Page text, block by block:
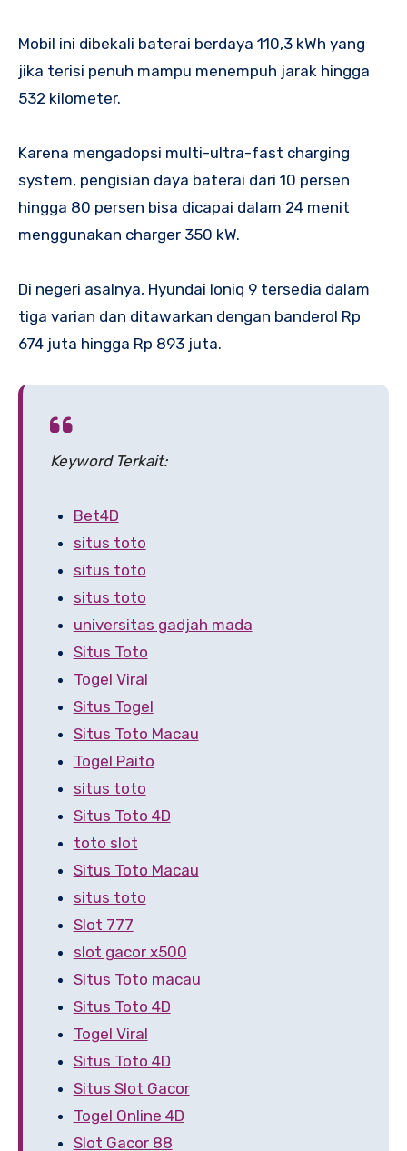
Mobil ini dibekali baterai berdaya 110,3 kWh yang
jika terisi penuh mampu menempuh jarak hingga
532 kilometer.
Karena mengadopsi multi-ultra-fast charging
system, pengisian daya baterai dari 10 persen
hingga 80 persen bisa dicapai dalam 24 menit
menggunakan charger 350 kW.
Di negeri asalnya, Hyundai Ioniq 9 tersedia dalam
tiga varian dan ditawarkan dengan banderol Rp
674 juta hingga Rp 893 juta.
Keyword Terkait:
Bet4D
situs toto
situs toto
situs toto
universitas gadjah mada
Situs Toto
Togel Viral
Situs Togel
Situs Toto Macau
Togel Paito
situs toto
Situs Toto 4D
toto slot
Situs Toto Macau
situs toto
Slot 777
slot gacor x500
Situs Toto macau
Situs Toto 4D
Togel Viral
Situs Toto 4D
Situs Slot Gacor
Togel Online 4D
Slot Gacor 88